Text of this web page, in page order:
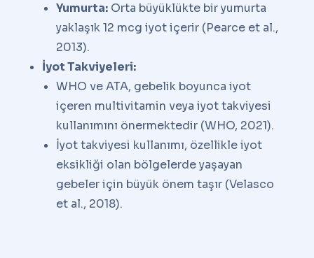
Yumurta: Orta büyüklükte bir yumurta
yaklaşık 12 mcg iyot içerir (Pearce et al.,
2013).
İyot Takviyeleri:
WHO ve ATA, gebelik boyunca iyot
içeren multivitamin veya iyot takviyesi
kullanımını önermektedir (WHO, 2021).
İyot takviyesi kullanımı, özellikle iyot
eksikliği olan bölgelerde yaşayan
gebeler için büyük önem taşır (Velasco
et al., 2018).